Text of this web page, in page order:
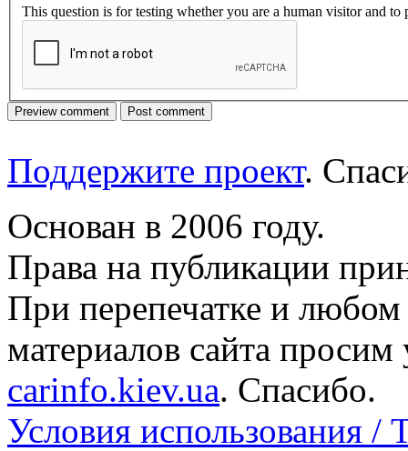
This question is for testing whether you are a human visitor and to
Поддержите проект.
Основан в 2006 году.
Права на публикации
При перепечатке и
материалов сайта просим
carinfo.kiev.ua. Спасибо.
Условия использования /